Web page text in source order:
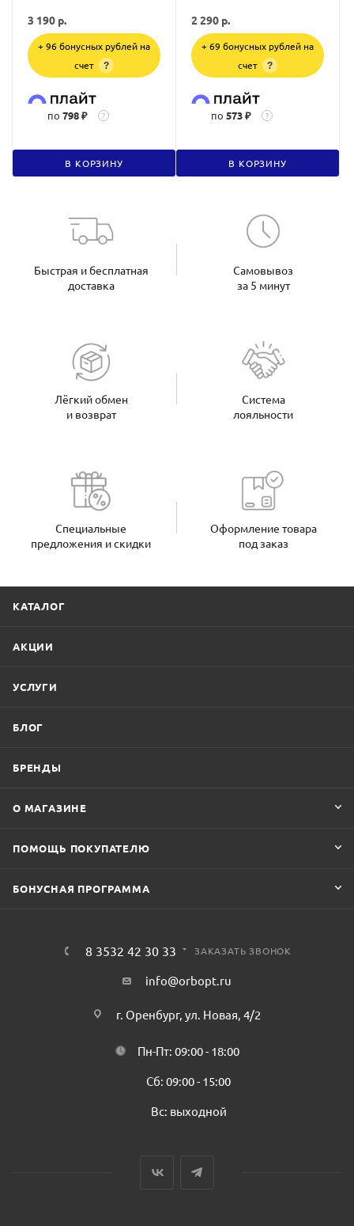
3 190 р.
+ 96 бонусных рублей на
счет
?
по 798 ₽ ?
В КОРЗИНУ
2 290 р.
+ 69 бонусных рублей на
счет
?
по 573 ₽ ?
В КОРЗИНУ
Быстрая и бесплатная
доставка
Самовывоз
за 5 минут
Лёгкий обмен
и возврат
Система
лояльности
Специальные
предложения и скидки
Оформление товара
под заказ
КАТАЛОГ
АКЦИИ
УСЛУГИ
БЛОГ
БРЕНДЫ
О МАГАЗИНЕ
ПОМОЩЬ ПОКУПАТЕЛЮ
БОНУСНАЯ ПРОГРАММА
8 3532 42 30 33 ЗАКАЗАТЬ ЗВОНОК
info@orbopt.ru
г. Оренбург, ул. Новая, 4/2
Пн-Пт: 09:00 - 18:00
Сб: 09:00 - 15:00
Вс: выходной